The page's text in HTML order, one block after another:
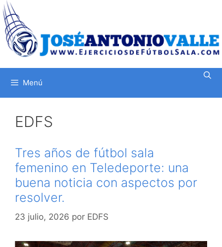
Saltar
al
contenido
Menú
EDFS
Tres años de fútbol sala
femenino en Teledeporte: una
buena noticia con aspectos por
resolver.
23 julio, 2026 por EDFS